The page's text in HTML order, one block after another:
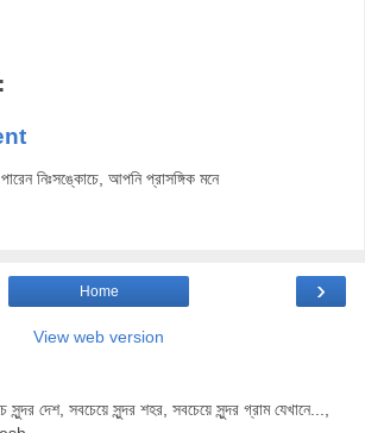
নিঃসঙ্কোচে, আপনি প্রাসঙ্গিক মনে
›
Home
View web version
সুন্দর দেশ, সবচেয়ে সুন্দর শহর, সবচেয়ে সুন্দর গ্রাম যেখানে...,